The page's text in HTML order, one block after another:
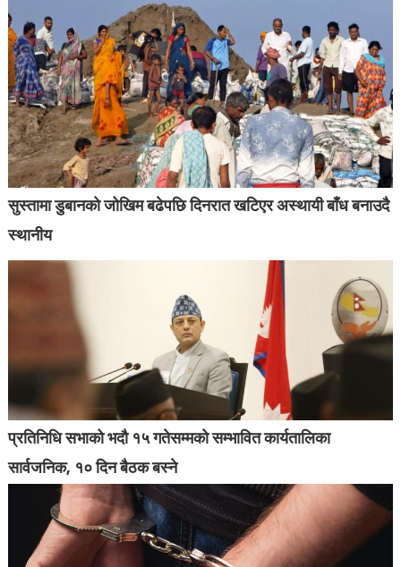
सुस्तामा डुबानको जोखिम बढेपछि दिनरात खटिएर अस्थायी बाँध बनाउदै
स्थानीय
प्रतिनिधि सभाको भदौ १५ गतेसम्मको सम्भावित कार्यतालिका
सार्वजनिक, १० दिन बैठक बस्ने